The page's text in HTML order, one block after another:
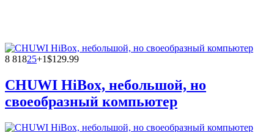
8 81825+1$129.99
CHUWI HiBox, небольшой, но
своеобразный компьютер